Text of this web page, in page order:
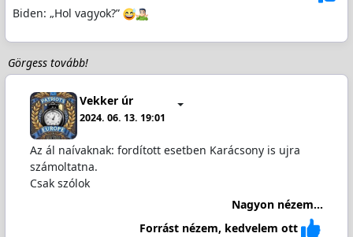
Biden: „Hol vagyok?”
Görgess tovább!
Vekker úr
2024. 06. 13. 19:01
Az ál naívaknak: fordított esetben Karácsony is ujra
számoltatna.
Csak szólok
Nagyon nézem...
Forrást nézem, kedvelem ott